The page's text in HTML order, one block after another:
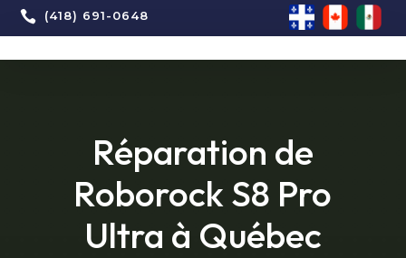
 (418) 691-0648
Réparation de
Roborock S8 Pro
Ultra à Québec